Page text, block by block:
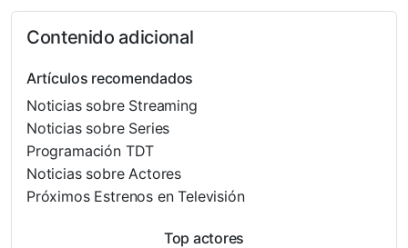
Contenido adicional
Artículos recomendados
Noticias sobre Streaming
Noticias sobre Series
Programación TDT
Noticias sobre Actores
Próximos Estrenos en Televisión
Top actores